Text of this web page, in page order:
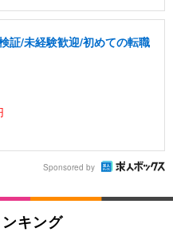
証/未経験歓迎/初めての転職
Sponsored by
キング